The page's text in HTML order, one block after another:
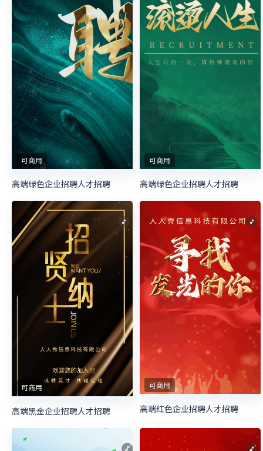
可商用
高端绿色企业招聘人才招聘
可商用
高端绿色企业招聘人才招聘
可商用
高端黑金企业招聘人才招聘
可商用
高端红色企业招聘人才招聘